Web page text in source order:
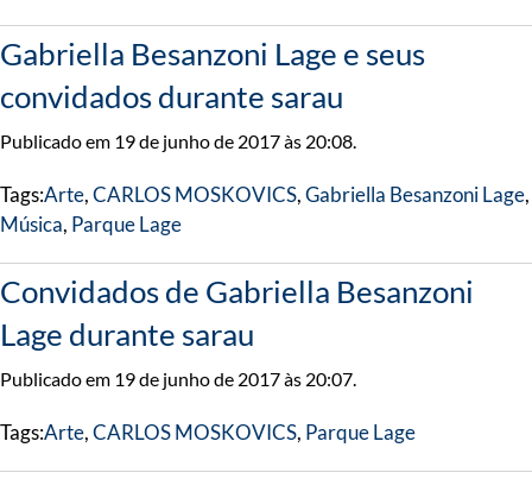
Gabriella Besanzoni Lage e seus
convidados durante sarau
Publicado em 19 de junho de 2017 às 20:08.
Tags:Arte,CARLOS MOSKOVICS,Gabriella Besanzoni Lage,
Música, Parque Lage
Convidados de Gabriella Besanzoni
Lage durante sarau
Publicado em 19 de junho de 2017 às 20:07.
Tags:Arte,CARLOS MOSKOVICS, Parque Lage